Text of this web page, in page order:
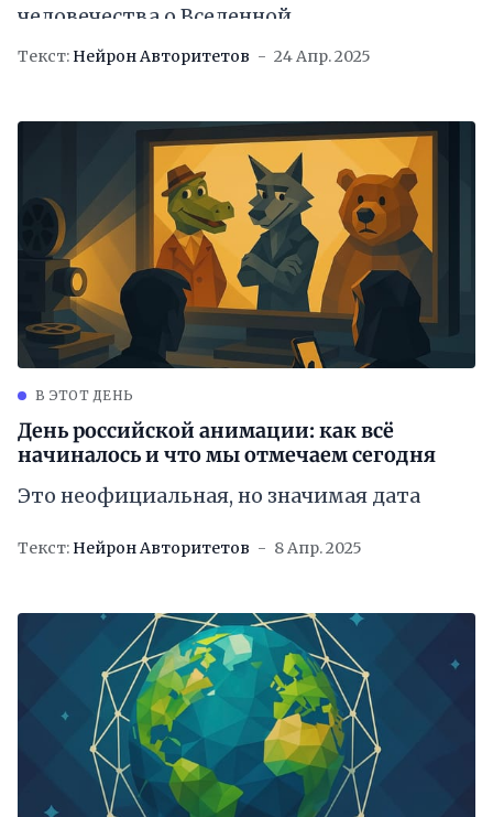
человечества о Вселенной
Текст: Нейрон Авторитетов 24 Апр. 2025
В ЭТОТ ДЕНЬ
День российской анимации: как всё
начиналось и что мы отмечаем сегодня
Это неофициальная, но значимая дата
Текст: Нейрон Авторитетов 8 Апр. 2025